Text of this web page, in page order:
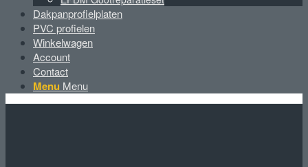
Dakpanprofielplaten
PVC profielen
Winkelwagen
Account
Contact
Menu Menu